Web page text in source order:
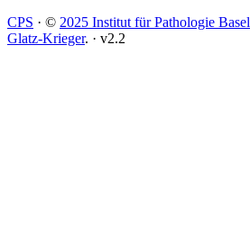
CPS · © 2025 Institut für Pathologie Basel
Glatz-Krieger. · v2.2